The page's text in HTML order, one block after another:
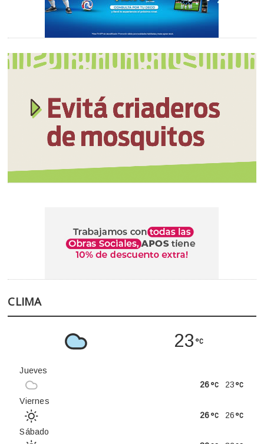
CLIMA
23
Jueves
23
26
Viernes
26
26
Sábado